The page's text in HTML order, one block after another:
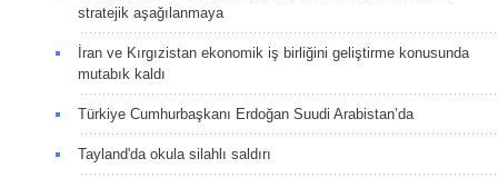
stratejik aşağılanmaya
İran ve Kırgızistan ekonomik iş birliğini geliştirme konusunda
mutabık kaldı
Türkiye Cumhurbaşkanı Erdoğan Suudi Arabistan’da
Tayland'da okula silahlı saldırı